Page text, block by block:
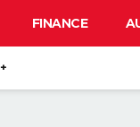
FINANCE
+